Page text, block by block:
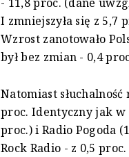
I zmniejszyła się z 5,7
Wzrost zanotowało
był bez zmian - 0,4
Natomiast
proc. Identyczny jak w
proc.) i Radio Pogoda
Rock Radio - z 0,5